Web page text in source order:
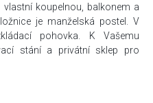
koupelnou, balkonem a
je manželská postel. V
pohovka. K Vašemu
stání a privátní sklep pro